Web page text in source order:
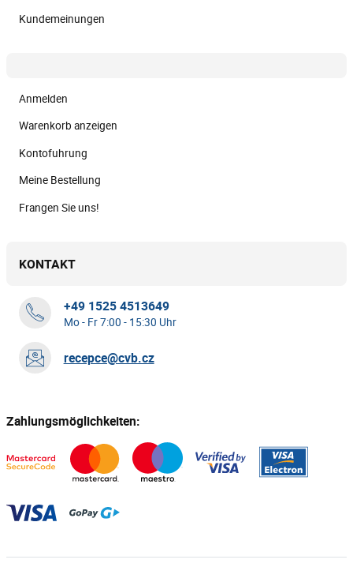
Kundemeinungen
Anmelden
Warenkorb anzeigen
Kontofuhrung
Meine Bestellung
Frangen Sie uns!
KONTAKT
+49 1525 4513649
Mo - Fr 7:00 - 15:30 Uhr
recepce@cvb.cz
Zahlungsmöglichkeiten: